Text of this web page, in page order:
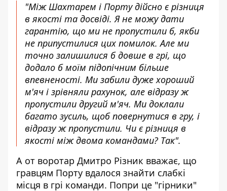
"Між Шахтарем і Порту дійсно є різниця
в якості та досвіді. Я не можу дати
гарантію, що ми не пропустили б, якби
не припустилися цих помилок. Але ми
точно залишилися б довше в грі, що
додало б моїм підопічним більше
впевненості. Ми забили дуже хороший
м'яч і зрівняли рахунок, але відразу ж
пропустили другий м'яч. Ми доклали
багато зусиль, щоб повернутися в гру, і
відразу ж пропустили. Чи є різниця в
якості між двома командами? Так".
А от воротар Дмитро Різник вважає, що
гравцям Порту вдалося знайти слабкі
місця в грі команди. Попри це "гірники"